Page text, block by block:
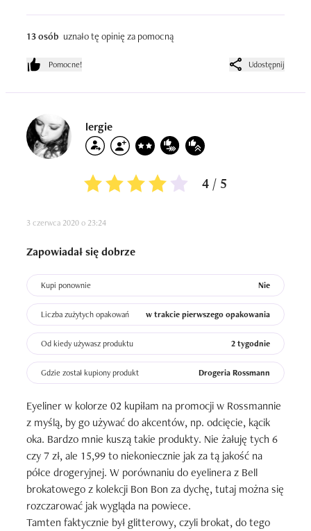
zajmuje niewiele miejsca w kosmetyczce.
#KONSYSTENCJA
Jest odpowiednia do nakładania bo nie jest ani za rzadka
powiece. Szybko zastyga więc nie ma problemu z
odbijaniem się na górnej powiece.
Jest delikatny, prawie go nie czuję więc nie drażni mnie.
#DZIAŁANIE
która zawiera błyszczące drobinki. Jest ona nimi całkiem
mocno nasycona więc kreska bardzo ładnie wygląda, nie
jest jakby pusta. Makijaż zyskuje świetny blask, powieka
ładnie mieni się w słońcu co bardzo mi się podoba, idealny
look na lato. Pędzelek jest wygodny i umożliwia dokładny,
precyzyjny makijaż. Kosmetyk ma niezłą trwałość, ale nie
jest ona jakaś bardzo długa, tak 4h. Najlepiej nakładać na
same powieki lub jasny cień wtedy dobrze się
makijażu.
#NIEPORZĄDNE
Eyeliner nie odbija się nie powiece, nie osypuje z niego
brokat, nie ściera, nie uczula, nie powoduje jakiś reakcji
alergicznych, pieczenia oczu, podrażnienia, łatwo zmyć go
podczas demakijażu. Nic złego się nie działo u mnie w
okolicach oczu.
13 osób uznało tę opinię za pomocną
Pomocne! Udostępnij
lergie
4 / 5
3 czerwca 2020 o 23:24
Zapowiadał się dobrze
Kupi ponownie Nie
Liczba zużytych opakowań w trakcie pierwszego opakowania
Od kiedy używasz produktu 2 tygodnie
Gdzie został kupiony produkt Drogeria Rossmann
Eyeliner w kolorze 02 kupiłam na promocji w Rossmannie
z myślą, by go używać do akcentów, np. odcięcie, kącik
oka. Bardzo mnie kuszą takie produkty. Nie żałuję tych 6
czy 7 zł, ale 15,99 to niekoniecznie jak za tą jakość na
półce drogeryjnej. W porównaniu do eyelinera z Bell
brokatowego z kolekcji Bon Bon za dychę, tutaj można się
rozczarować jak wygląda na powiece.
Tamten faktycznie był glitterowy, czyli brokat, do tego